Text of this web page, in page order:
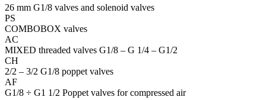
26 mm G1/8 valves and solenoid valves
PS
COMBOBOX valves
AC
MIXED threaded valves G1/8 – G 1/4 – G1/2
CH
2/2 – 3/2 G1/8 poppet valves
AF
G1/8 ÷ G1 1/2 Poppet valves for compressed air